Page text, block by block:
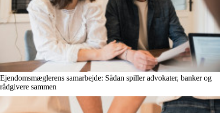
Ejendomsmæglerens samarbejde: Sådan spiller advokater, banker og
rådgivere sammen